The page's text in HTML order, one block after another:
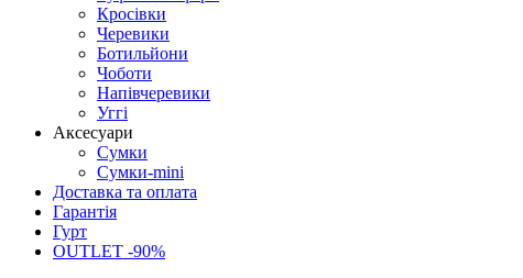
Кросівки
Черевики
Ботильйони
Чоботи
Напівчеревики
Уггі
Аксесуари
Сумки
Сумки-mini
Доставка та оплата
Гарантія
Гурт
OUTLET -90%